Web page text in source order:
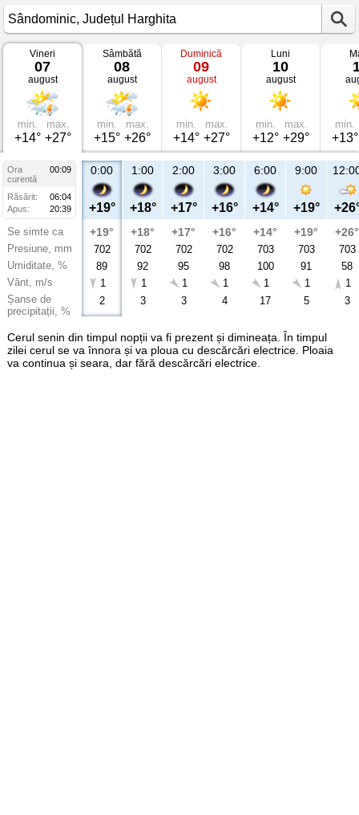
Vremea
Sândominic
Județul
Harghita
Vineri
07
august
min.
+14°
max.
+27°
Sâmbătă
08
august
min.
+15°
max.
+26°
Duminică
09
august
min.
+14°
max.
+27°
Luni
10
august
min.
+12°
max.
+29°
min.
+13°
Ora
00:09
curentă
Răsărit:
06:04
Apus:
20:39
Se simte ca
Presiune, mm
Umiditate, %
Vânt, m/s
Șanse de
precipitații, %
0:00
+19°
+19°
702
89
1
2
1:00
+18°
+18°
702
92
1
3
2:00
+17°
+17°
702
95
1
3
3:00
+16°
+16°
702
98
1
4
6:00
+14°
+14°
703
100
1
17
9:00
+19°
+19°
703
91
1
5
+26°
703
58
1
3
Cerul senin din timpul nopții va fi prezent și dimineața. În timpul
zilei cerul se va înnora și va ploua cu descărcări electrice. Ploaia
va continua și seara, dar fără descărcări electrice.